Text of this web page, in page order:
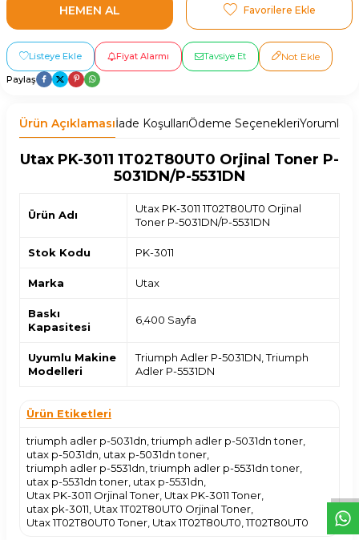
HEMEN AL Favorilere Ekle
Listeye Ekle Fiyat Alarmı Tavsiye Et Not Ekle
Paylaş
Ürün Açıklamasıİade KoşullarıÖdeme SeçenekleriYorumlar
Utax PK-3011 1T02T80UT0 Orjinal Toner P-
5031DN/P-5531DN
Ürün Adı
Utax PK-3011 1T02T80UT0 Orjinal
Toner P-5031DN/P-5531DN
Stok Kodu PK-3011
Marka Utax
Baskı
Kapasitesi
6,400 Sayfa
Uyumlu Makine
Modelleri
Triumph Adler P-5031DN, Triumph
Adler P-5531DN
Ürün Etiketleri
triumph adler p-5031dn ,triumph adler p-5031dn toner
utax p-5031dn utax p-5031dn toner
triumph adler p-5531dn ,triumph adler p-5531dn toner
utax p-5531dn toner utax p-5531dn
Utax PK-3011 Orjinal Toner Utax PK-3011 Toner
utax pk-3011 Utax 1T02T80UT0 Orjinal Toner
Utax 1T02T80UT0 Toner Utax 1T02T80UT0 ,1T02T80UT0